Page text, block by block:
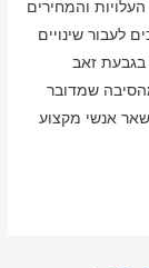
והמחירים
לעבור שינויים
בגבעת זאב
שמדובר
אנשי מקצוע